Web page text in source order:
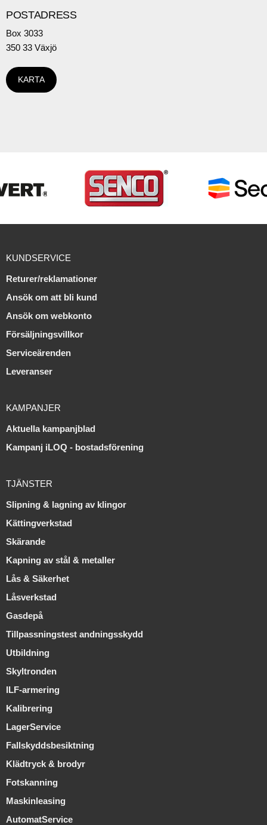
POSTADRESS
Box 3033
350 33 Växjö
KARTA
KUNDSERVICE
Returer/reklamationer
Ansök om att bli kund
Ansök om webkonto
Försäljningsvillkor
Serviceärenden
Leveranser
KAMPANJER
Aktuella kampanjblad
Kampanj iLOQ - bostadsförening
TJÄNSTER
Slipning & lagning av klingor
Kättingverkstad
Skärande
Kapning av stål & metaller
Lås & Säkerhet
Låsverkstad
Gasdepå
Tillpassningstest andningsskydd
Utbildning
Skyltronden
ILF-armering
Kalibrering
LagerService
Fallskyddsbesiktning
Klädtryck & brodyr
Fotskanning
Maskinleasing
AutomatService